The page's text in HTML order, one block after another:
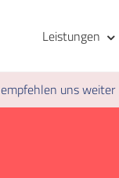
Leistungen
empfehlen uns weiter